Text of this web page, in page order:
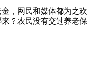
，网民和媒体都为之欢
？农民没有交过养老保